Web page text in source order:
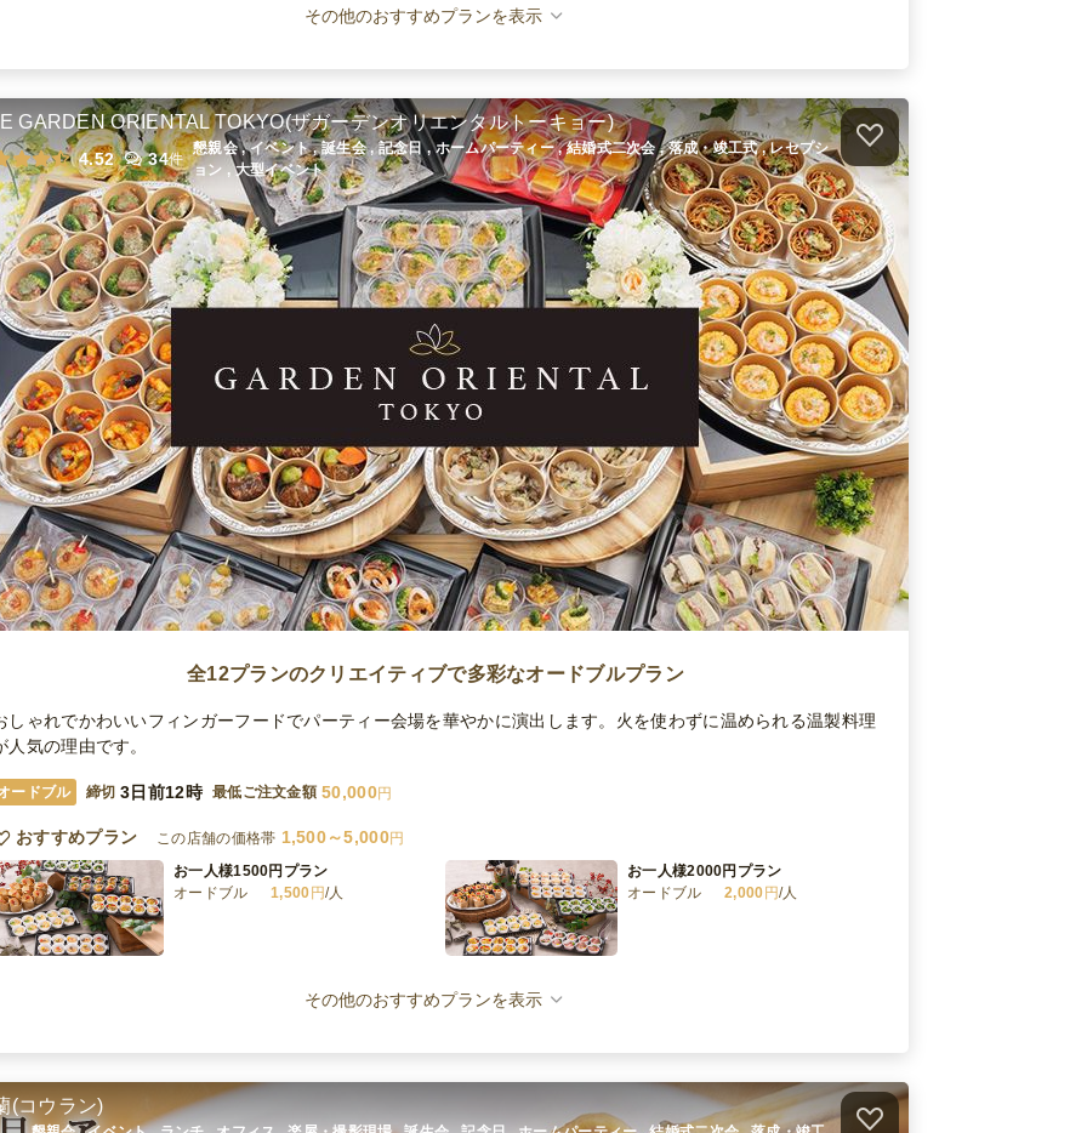
全品小分け 北京飯店のスーぺリアブ
ッフェ
オードブル
2,160円/人
全品小分け 北京飯店のラグジュアリ
ーブッフェ
オードブル
2,700円/人
小分け・温製容器でお届けする北京
飯店ブッフェ
オードブル
3,780円 /人
全てのプランを見る（7件）
その他のおすすめプランを表示
GARDEN ORIENTAL TOKYO(ザガーデンオリエンタルトーキョー)
4.52 34件
懇親会 , イベント , 誕生会 , 記念日 , ホームパーティー , 結婚式二次会 , 落成・竣工式 , レセプシ
ョン , 大型イベント
全12プランのクリエイティブで多彩なオードブルプラン
しゃれでかわいいフィンガーフードでパーティー会場を華やかに演出します。火を使わずに温められる温製料理
人気の理由です。
ードブル 締切 3日前12時 最低ご注文金額 50,000円
おすすめプラン この店舗の価格帯 1,500～5,000円
お一人様1500円プラン
オードブル
1,500 円/人
お一人様2000円プラン
オードブル
2,000 円/人
2,500円/人
お一人様3500円プラン
オードブル
お一人様4000円プラン
オードブル
4,000 /人
その他のおすすめプランを表示
(コウラン)